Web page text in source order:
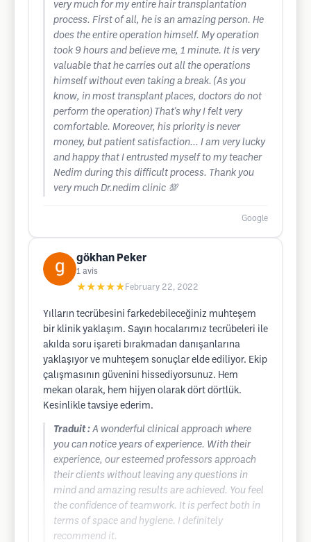
very much for my entire hair transplantation
process. First of all, he is an amazing person. He
does the entire operation himself. My operation
took 9 hours and believe me, 1 minute. It is very
valuable that he carries out all the operations
himself without even taking a break. (As you
know, in most transplant places, doctors do not
perform the operation) That's why I felt very
comfortable. Moreover, his priority is never
money, but patient satisfaction... I am very lucky
and happy that I entrusted myself to my teacher
Nedim during this difficult process. Thank you
very much Dr.nedim clinic 💯
Google
gökhan Peker
1 avis
★★★★★ February 22, 2022
Yılların tecrübesini farkedebileceğiniz muhteşem
bir klinik yaklaşım. Sayın hocalarımız tecrübeleri ile
akılda soru işareti bırakmadan danışanlarına
yaklaşıyor ve muhteşem sonuçlar elde ediliyor. Ekip
çalışmasının güvenini hissediyorsunuz. Hem
mekan olarak, hem hijyen olarak dört dörtlük.
Kesinlikle tavsiye ederim.
Traduit : A wonderful clinical approach where
you can notice years of experience. With their
experience, our esteemed professors approach
their clients without leaving any questions in
mind and amazing results are achieved. You feel
the confidence of teamwork. It is perfect both in
terms of space and hygiene. I definitely
recommend it.